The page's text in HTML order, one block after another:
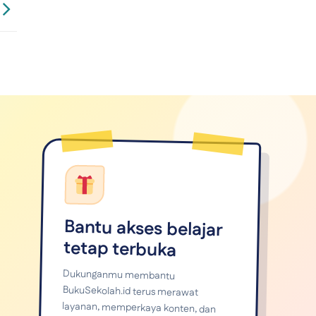
Bantu akses belajar
tetap terbuka
Dukunganmu membantu
BukuSekolah.id terus merawat
layanan, memperkaya konten, dan
menjangkau lebih banyak pelajar